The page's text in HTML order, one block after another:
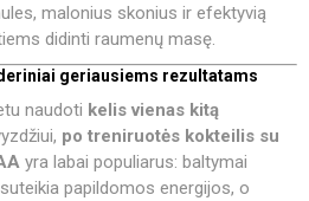
malonius skonius ir efektyvią
didinti raumenų masę.
geriausiems rezultatams
naudoti kelis vienas kitą
po treniruotės kokteilis su
yra labai populiarus: baltymai
papildomos energijos, o